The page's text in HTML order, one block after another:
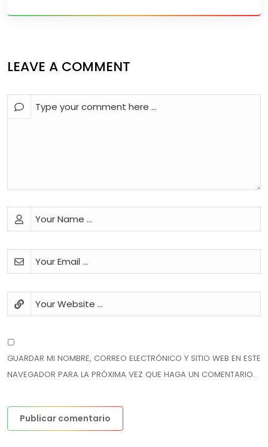
LEAVE A COMMENT
GUARDAR MI NOMBRE, CORREO ELECTRÓNICO Y SITIO WEB EN ESTE
NAVEGADOR PARA LA PRÓXIMA VEZ QUE HAGA UN COMENTARIO.